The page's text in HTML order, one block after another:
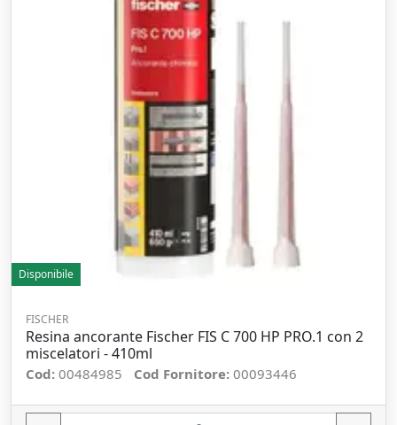
Disponibile
FISCHER
Resina ancorante Fischer FIS C 700 HP PRO.1 con 2
miscelatori - 410ml
Cod: 00484985 Cod Fornitore: 00093446